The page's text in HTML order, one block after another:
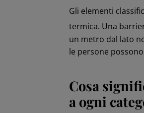
Gli elementi
termica. Una
un metro dal lato
le persone
Cosa
a ogni